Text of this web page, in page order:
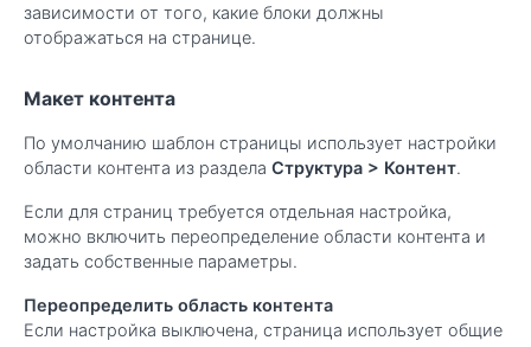
зависимости от того, какие блоки должны
отображаться на странице.
Макет контента
По умолчанию шаблон страницы использует настройки
области контента из раздела Структура > Контент.
Если для страниц требуется отдельная настройка,
можно включить переопределение области контента и
задать собственные параметры.
Переопределить область контента
Если настройка выключена, страница использует общие